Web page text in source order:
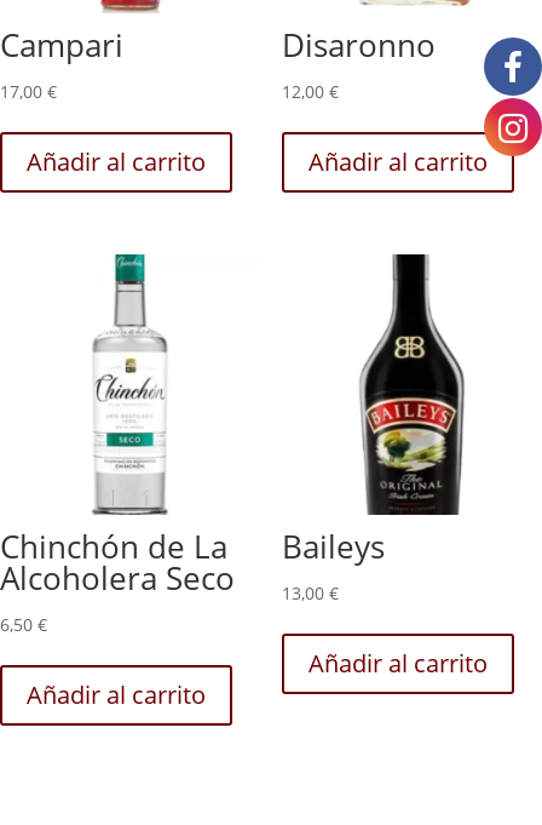
Campari
17,00 €
Añadir al carrito
Disaronno
12,00 €
Añadir al carrito
Chinchón de La
Alcoholera Seco
6,50 €
Añadir al carrito
Baileys
13,00 €
Añadir al carrito